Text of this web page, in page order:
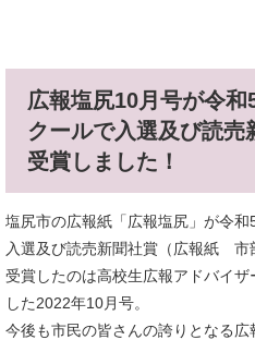
広報塩尻10月号が令
クールで​入選及び読売
受賞しました！
塩尻市の広報紙「広報塩尻」が令
入選及び読売新聞社賞（広報紙 市
受賞したのは高校生広報アドバイ
した2022年10月号。
今後も市民の皆さんの誇りとなる